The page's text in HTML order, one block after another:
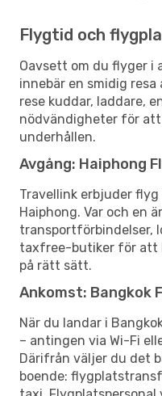
Flygtid och
Oavsett om du flyger i
innebär en smidig
rese kuddar, laddare,
nödvändigheter för att
underhållen.
Avgång: Haiphong
Travellink erbjuder
Haiphong. Var och en
transportförbindelser,
taxfree-butiker för att
på rätt sätt.
Ankomst: Bangkok
När du landar i
– antingen via Wi-Fi
Därifrån väljer du det
boende: